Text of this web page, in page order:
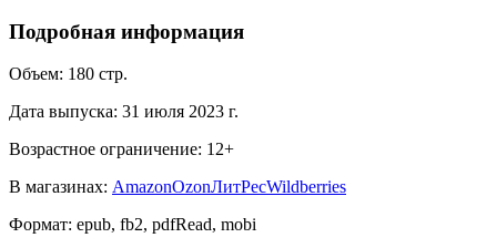
Подробная информация
Объем: 180 стр.
Дата выпуска: 31 июля 2023 г.
Возрастное ограничение: 12+
В магазинах: AmazonOzonЛитРесWildberries
Формат: epub, fb2, pdfRead, mobi